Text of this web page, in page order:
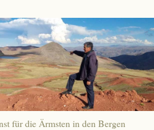
für die Ärmsten in den Bergen